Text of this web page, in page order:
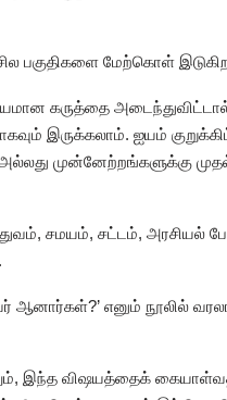
பகுதிகளை மேற்கொள்
கருத்தை
இருக்கலாம். ஐயம்
முன்னேற்றங்களுக்கு
சமயம், சட்டம், அரசியல்
எனும் நூலில்
இந்த விஷயத்தைக்